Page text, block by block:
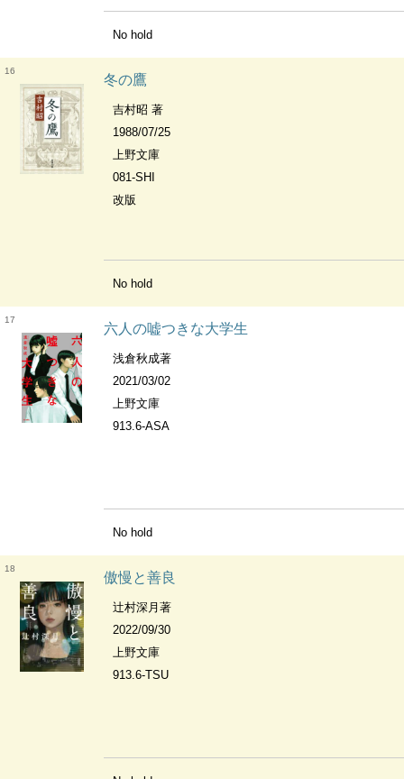
No hold
16
冬の鷹
吉村昭 著
1988/07/25
上野文庫
081-SHI
改版
No hold
17
六人の嘘つきな大学生
浅倉秋成著
2021/03/02
上野文庫
913.6-ASA
No hold
18
傲慢と善良
辻村深月著
2022/09/30
上野文庫
913.6-TSU